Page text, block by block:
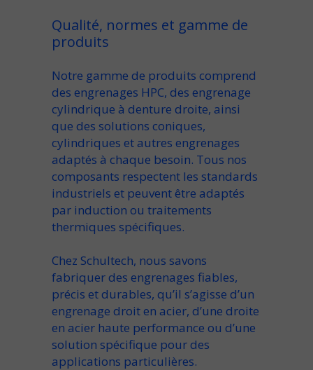
Qualité, normes et gamme de
produits
Notre gamme de produits comprend
des engrenages HPC, des engrenage
cylindrique à denture droite, ainsi
que des solutions coniques,
cylindriques etautres engrenages
adaptés à chaque besoin. Tous nos
composants respectent les standards
industriels et peuvent être adaptés
par induction ou traitements
thermiques spécifiques.
Chez Schultech, nous savons
fabriquer des engrenages fiables,
précis et durables, qu’il s’agisse d’un
engrenage droit en acier, d’une droite
en acier haute performance ou d’une
solution spécifique pour des
applications particulières.